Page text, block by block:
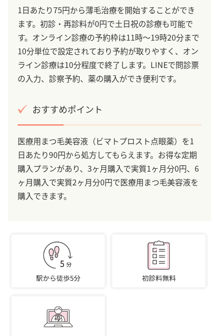
1日あたり75円から薄毛治療を開始することができ
ます。初診・再診料が0円で土日祝の診療も可能で
す。オンライン診療の予約枠は11時～19時20分まで
10分単位で設定されており予約が取りやすく、オン
ライン診療は10分程度で終了します。LINEで問診票
の入力、診察予約、薬の購入ができ便利です。
おすすめポイント
医療用まつ毛美容液（ビマトプロスト点眼薬）を1
日あたり90円から処方してもらえます。お得な定期
購入プランがあり、3ヶ月購入で実質1ヶ月分0円、6
ヶ月購入で実質2ヶ月分0円で医療用まつ毛美容液を
購入できます。